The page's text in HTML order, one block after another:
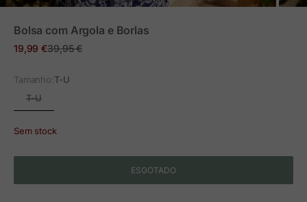
Bolsa com Argola e Borlas
Preço em promoção
19,99 €Preço normal
39,95 €
Tamanho:T-U
T-U
Sem stock
ESGOTADO